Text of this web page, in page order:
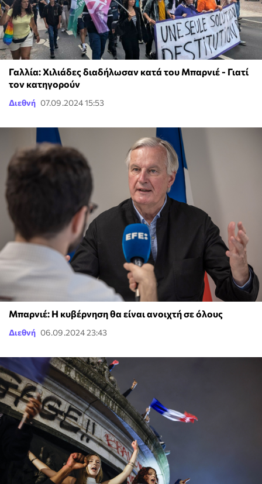
Γαλλία: Χιλιάδες διαδήλωσαν κατά του Μπαρνιέ - Γιατί
τον κατηγορούν
Διεθνή 07.09.2024 15:53
Μπαρνιέ: Η κυβέρνηση θα είναι ανοιχτή σε όλους
Διεθνή 06.09.2024 23:43